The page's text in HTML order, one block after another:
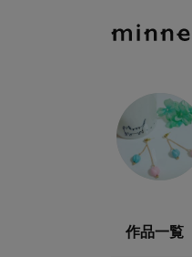
作品一覧